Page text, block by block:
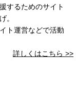
するためのサイト
。
ト運営などで活動
詳しくはこちら >>